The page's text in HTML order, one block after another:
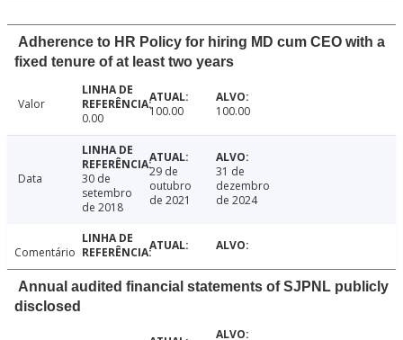
Adherence to HR Policy for hiring MD cum CEO with a
fixed tenure of at least two years
Valor
0.00
100.00 100.00
Data
30 de
setembro
de 2018
29 de
outubro
de 2021
31 de
dezembro
de 2024
Comentário
Annual audited financial statements of SJPNL publicly
disclosed